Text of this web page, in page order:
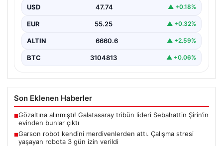
USD 47.74 ▲ +0.18%
EUR 55.25 ▲ +0.32%
ALTIN 6660.6 ▲ +2.59%
BTC 3104813 ▲ +0.06%
Son Eklenen Haberler
■Gözaltına alınmıştı! Galatasaray tribün lideri Sebahattin Şirin’in
evinden bunlar çıktı
■Garson robot kendini merdivenlerden attı. Çalışma stresi
yaşayan robota 3 gün izin verildi